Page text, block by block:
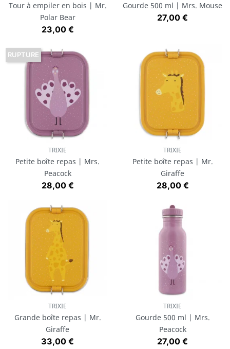
Tour à empiler en bois | Mr.
Polar Bear
Prix
23,00 €
Gourde 500 ml | Mrs. Mouse
Prix
27,00 €
TRIXIE
Petite boîte repas | Mrs.
Peacock
Prix
28,00 €
RUPTURE
TRIXIE
Petite boîte repas | Mr.
Giraffe
Prix
28,00 €
TRIXIE
Grande boîte repas | Mr.
Giraffe
Prix
33,00 €
TRIXIE
Gourde 500 ml | Mrs.
Peacock
Prix
27,00 €